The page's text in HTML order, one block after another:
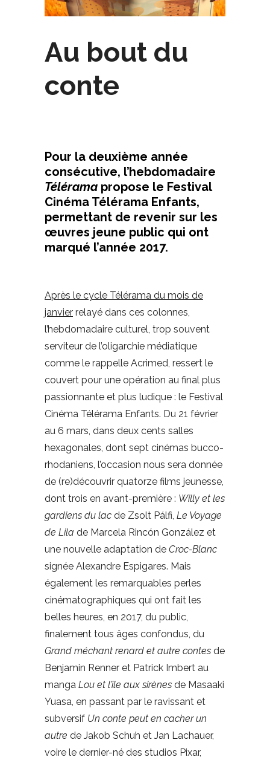
Au bout du
conte
Pour la deuxième année
consécutive, l’hebdomadaire
Télérama propose le Festival
Cinéma Télérama Enfants,
permettant de revenir sur les
œuvres jeune public qui ont
marqué l’année 2017.
Après le cycle Télérama du mois de
janvier relayé dans ces colonnes,
l’hebdomadaire culturel, trop souvent
serviteur de l’oligarchie médiatique
comme le rappelle Acrimed, ressert le
couvert pour une opération au final plus
passionnante et plus ludique : le Festival
Cinéma Télérama Enfants. Du 21 février
au 6 mars, dans deux cents salles
hexagonales, dont sept cinémas bucco-
rhodaniens, l’occasion nous sera donnée
de (re)découvrir quatorze films jeunesse,
dont trois en avant-première : Willy et les
gardiens du lac de Zsolt Pálfi, Le Voyage
de Lila de Marcela Rincón González et
une nouvelle adaptation de Croc-Blanc
signée Alexandre Espigares. Mais
également les remarquables perles
cinématographiques qui ont fait les
belles heures, en 2017, du public,
finalement tous âges confondus, du
Grand méchant renard et autre contes de
Benjamin Renner et Patrick Imbert au
manga Lou et l’île aux sirènes de Masaaki
Yuasa, en passant par le ravissant et
subversif Un conte peut en cacher un
autre de Jakob Schuh et Jan Lachauer,
voire le dernier-né des studios Pixar,